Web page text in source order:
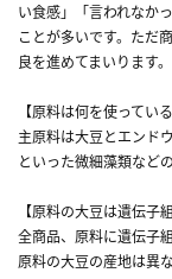
い食感」「言われなか
ことが多いです。ただ
良を進めてまいります。
【原料は何を使ってい
主原料は大豆とエンド
といった微細藻類など
【原料の大豆は遺伝子
全商品、原料に遺伝子
原料の大豆の産地は異